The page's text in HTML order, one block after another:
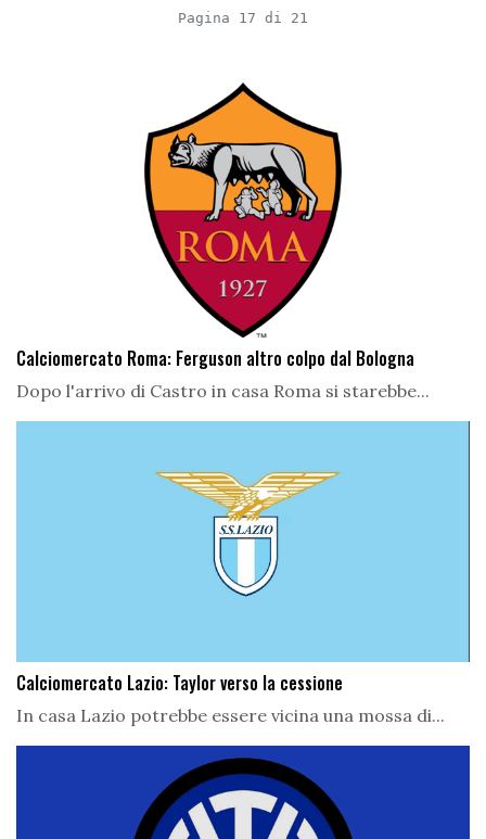
Pagina 17 di 21
Calciomercato Roma: Ferguson altro colpo dal Bologna
Dopo l'arrivo di Castro in casa Roma si starebbe...
Calciomercato Lazio: Taylor verso la cessione
In casa Lazio potrebbe essere vicina una mossa di...